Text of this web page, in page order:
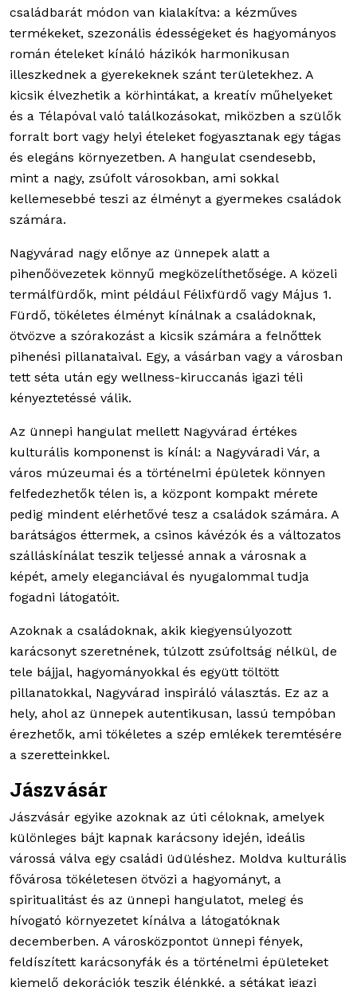
családbarát módon van kialakítva: a kézműves
termékeket, szezonális édességeket és hagyományos
román ételeket kínáló házikók harmonikusan
illeszkednek a gyerekeknek szánt területekhez. A
kicsik élvezhetik a körhintákat, a kreatív műhelyeket
és a Télapóval való találkozásokat, miközben a szülők
forralt bort vagy helyi ételeket fogyasztanak egy tágas
és elegáns környezetben. A hangulat csendesebb,
mint a nagy, zsúfolt városokban, ami sokkal
kellemesebbé teszi az élményt a gyermekes családok
számára.
Nagyvárad nagy előnye az ünnepek alatt a
pihenőövezetek könnyű megközelíthetősége. A közeli
termálfürdők, mint például Félixfürdő vagy Május 1.
Fürdő, tökéletes élményt kínálnak a családoknak,
ötvözve a szórakozást a kicsik számára a felnőttek
pihenési pillanataival. Egy, a vásárban vagy a városban
tett séta után egy wellness-kiruccanás igazi téli
kényeztetéssé válik.
Az ünnepi hangulat mellett Nagyvárad értékes
kulturális komponenst is kínál: a Nagyváradi Vár, a
város múzeumai és a történelmi épületek könnyen
felfedezhetők télen is, a központ kompakt mérete
pedig mindent elérhetővé tesz a családok számára. A
barátságos éttermek, a csinos kávézók és a változatos
szálláskínálat teszik teljessé annak a városnak a
képét, amely eleganciával és nyugalommal tudja
fogadni látogatóit.
Azoknak a családoknak, akik kiegyensúlyozott
karácsonyt szeretnének, túlzott zsúfoltság nélkül, de
tele bájjal, hagyományokkal és együtt töltött
pillanatokkal, Nagyvárad inspiráló választás. Ez az a
hely, ahol az ünnepek autentikusan, lassú tempóban
érezhetők, ami tökéletes a szép emlékek teremtésére
a szeretteinkkel.
Jászvásár
Jászvásár egyike azoknak az úti céloknak, amelyek
különleges bájt kapnak karácsony idején, ideális
várossá válva egy családi üdüléshez. Moldva kulturális
fővárosa tökéletesen ötvözi a hagyományt, a
spiritualitást és az ünnepi hangulatot, meleg és
hívogató környezetet kínálva a látogatóknak
decemberben. A városközpontot ünnepi fények,
feldíszített karácsonyfák és a történelmi épületeket
kiemelő dekorációk teszik élénkké, a sétákat igazi